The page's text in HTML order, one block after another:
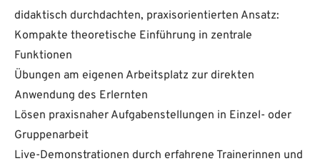
didaktisch durchdachten, praxisorientierten Ansatz:
Kompakte theoretische Einführung in zentrale
Funktionen
Übungen am eigenen Arbeitsplatz zur direkten
Anwendung des Erlernten
Lösen praxisnaher Aufgabenstellungen in Einzel- oder
Gruppenarbeit
Live-Demonstrationen durch erfahrene Trainerinnen und